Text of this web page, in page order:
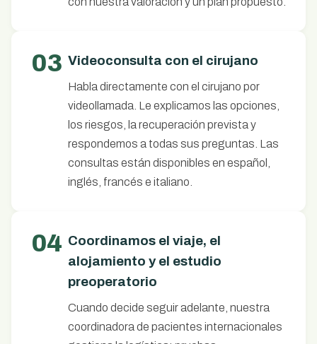
03 Videoconsulta con el cirujano
Habla directamente con el cirujano por
videollamada. Le explicamos las opciones,
los riesgos, la recuperación prevista y
respondemos a todas sus preguntas. Las
consultas están disponibles en español,
inglés, francés e italiano.
04 Coordinamos el viaje, el
alojamiento y el estudio
preoperatorio
Cuando decide seguir adelante, nuestra
coordinadora de pacientes internacionales